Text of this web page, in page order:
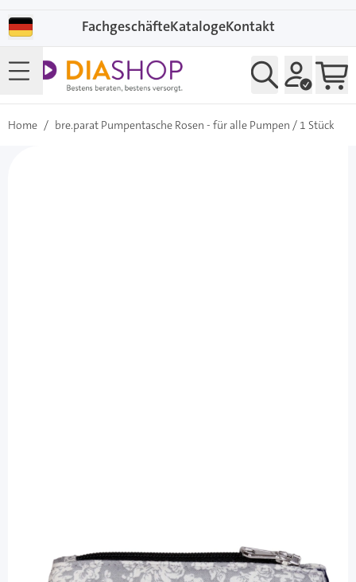
FachgeschäfteKatalogeKontakt
Home / bre.parat Pumpentasche Rosen - für alle Pumpen / 1 Stück
Pumpen / 1 Stück